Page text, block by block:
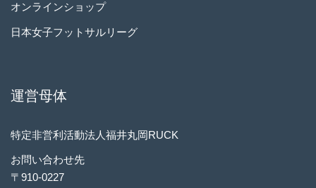
オンラインショップ
日本女子フットサルリーグ
運営母体
特定非営利活動法人福井丸岡RUCK
お問い合わせ先
〒910-0227